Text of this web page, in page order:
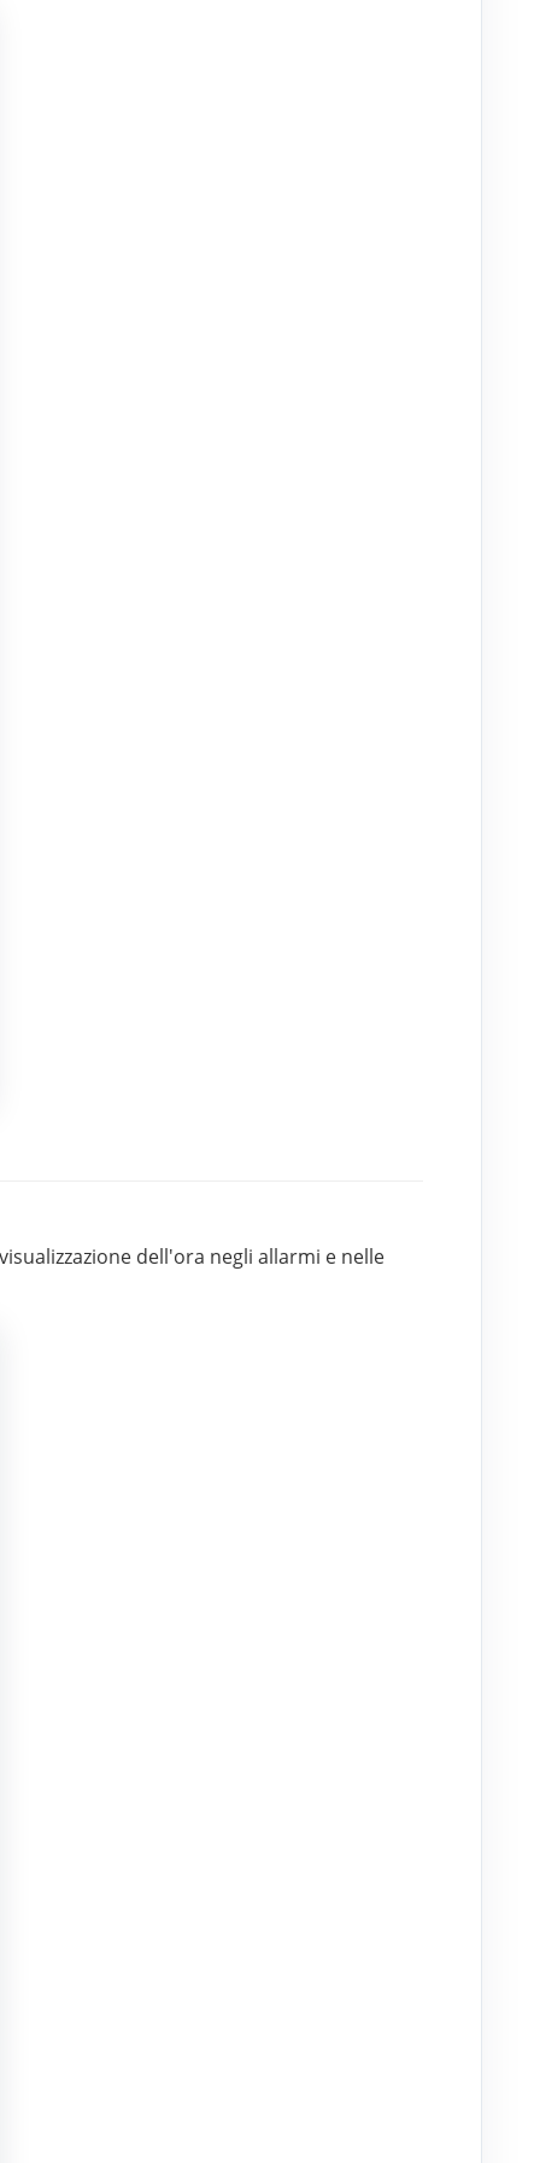
dell'ora negli allarmi e nelle